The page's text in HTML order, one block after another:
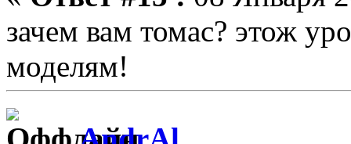
зачем вам томас? этож
моделям!